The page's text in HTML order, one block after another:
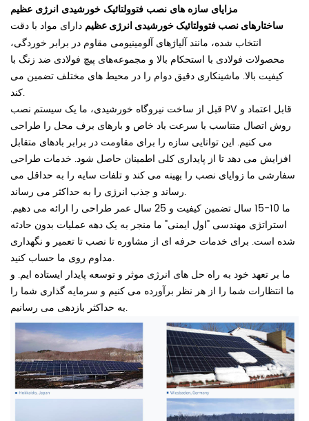
مزایای سازه های نصب فتوولتائیک خورشیدی انرژی عظیم
ساختارهای نصب فتوولتائیک خورشیدی انرژی عظیم دارای مواد با دقت
انتخاب شده، مانند آلیاژهای آلومینیومی مقاوم در برابر خوردگی،
محصولات فولادی با استحکام بالا و مجموعه‌های پیچ فولادی ضد زنگ با
کیفیت بالا. ماشینکاری دقیق دوام را در محیط های مختلف تضمین می
کند.
قبل از ساخت نیروگاه خورشیدی، ما یک سیستم نصب PV قابل اعتماد و
روش اتصال متناسب با سرعت باد خاص و بارهای برف محل را طراحی
می کنیم. این توانایی سازه را برای مقاومت در برابر بادهای متقابل
افزایش می دهد تا از پایداری کلی اطمینان حاصل شود. خدمات طراحی
سفارشی ما زوایای نصب را بهینه می کند و تلفات سایه را به حداقل می
رساند و جذب انرژی را به حداکثر می رساند.
ما 10-15 سال تضمین کیفیت و 25 سال عمر طراحی را ارائه می دهیم.
استراتژی مهندسی "اول ایمنی" ما منجر به یک دهه عملیات بدون حادثه
شده است. برای خدمات حرفه ای از مشاوره تا نصب تا تعمیر و نگهداری
مداوم روی ما حساب کنید.
ما بر تعهد خود به راه حل های انرژی موثر و توسعه پایدار ایستاده ایم. و
ما انتظارات شما را از هر نظر برآورده می کنیم و سرمایه گذاری شما را
به حداکثر بازدهی می رسانیم.